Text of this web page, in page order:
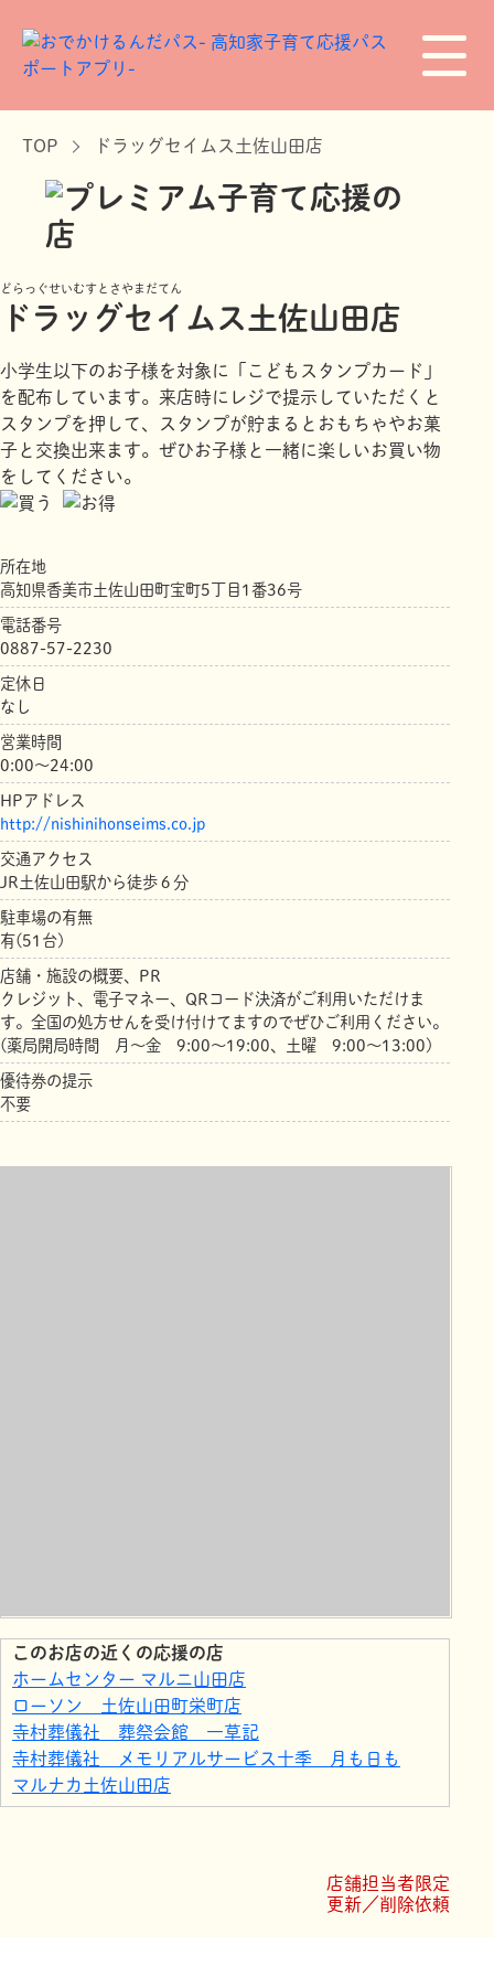
TOP ドラッグセイムス土佐山田店
どらっぐせいむすとさやまだてん
ドラッグセイムス土佐山田店
小学生以下のお子様を対象に「こどもスタンプカード」
を配布しています。来店時にレジで提示していただくと
スタンプを押して、スタンプが貯まるとおもちゃやお菓
子と交換出来ます。ぜひお子様と一緒に楽しいお買い物
をしてください。
所在地
高知県香美市土佐山田町宝町5丁目1番36号
電話番号
0887-57-2230
定休日
なし
営業時間
0:00～24:00
HPアドレス
http://nishinihonseims.co.jp
交通アクセス
JR土佐山田駅から徒歩６分
駐車場の有無
有(51台)
店舗・施設の概要、PR
クレジット、電子マネー、QRコード決済がご利用いただけま
す。全国の処方せんを受け付けてますのでぜひご利用ください。
(薬局開局時間 月～金 9:00～19:00、土曜 9:00～13:00)
優待券の提示
不要
このお店の近くの応援の店
ホームセンター マルニ山田店
ローソン 土佐山田町栄町店
寺村葬儀社 葬祭会館 一草記
寺村葬儀社 メモリアルサービス十季 月も日も
マルナカ土佐山田店
ファミリーマート土佐山田新町丸店
店舗担当者限定
更新／削除依頼